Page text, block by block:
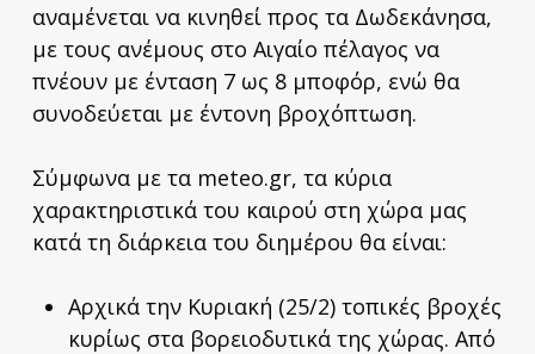
αναμένεται να κινηθεί προς τα Δωδεκάνησα,
με τους ανέμους στο Αιγαίο πέλαγος να
πνέουν με ένταση 7 ως 8 μποφόρ, ενώ θα
συνοδεύεται με έντονη βροχόπτωση.
Σύμφωνα με τα meteo.gr, τα κύρια
χαρακτηριστικά του καιρού στη χώρα μας
κατά τη διάρκεια του διημέρου θα είναι:
Αρχικά την Κυριακή (25/2) τοπικές βροχές
κυρίως στα βορειοδυτικά της χώρας. Από